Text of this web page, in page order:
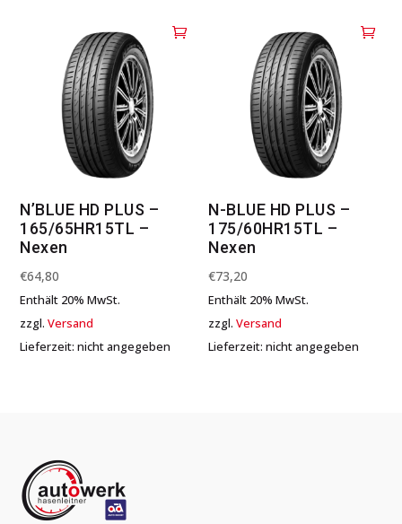
N’BLUE HD PLUS –
165/65HR15TL –
Nexen
€64,80
Enthält 20% MwSt.
zzgl.Versand
Lieferzeit: nicht angegeben
N-BLUE HD PLUS –
175/60HR15TL –
Nexen
€73,20
Enthält 20% MwSt.
zzgl.Versand
Lieferzeit: nicht angegeben